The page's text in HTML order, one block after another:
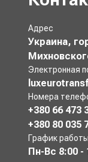
Адрес
Украина,
Электронная
Номера
+380 66 473
+380 80 035
График работы
Пн-Вс 8:00 -